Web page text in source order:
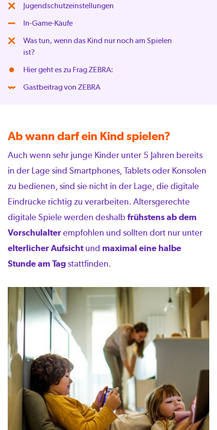
Jugendschutzeinstellungen
In-Game-Käufe
Was tun, wenn das Kind nur noch am Spielen
ist?
Hier geht es zu Frag ZEBRA:
Gastbeitrag von ZEBRA
Ab wann darf ein Kind spielen?
Auch wenn sehr junge Kinder unter 5 Jahren bereits
in der Lage sind Smartphones, Tablets oder Konsolen
zu bedienen, sind sie nicht in der Lage, die digitale
Eindrücke richtig zu verarbeiten. Altersgerechte
digitale Spiele werden deshalbfrühstens ab dem
Vorschulalterempfohlen und sollten dort nur unter
elterlicher Aufsichtund maximal eine halbe
Stunde am Tagstattfinden.